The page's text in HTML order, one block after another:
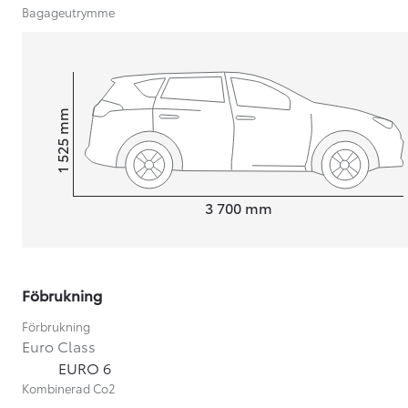
Från 599 900 kr
Nya Corolla Cross
Bagageutrymme
Length
3 700 mm
Height1 525
mm
Föbrukning
Förbrukning
Euro Class
EURO 6
Kombinerad Co2